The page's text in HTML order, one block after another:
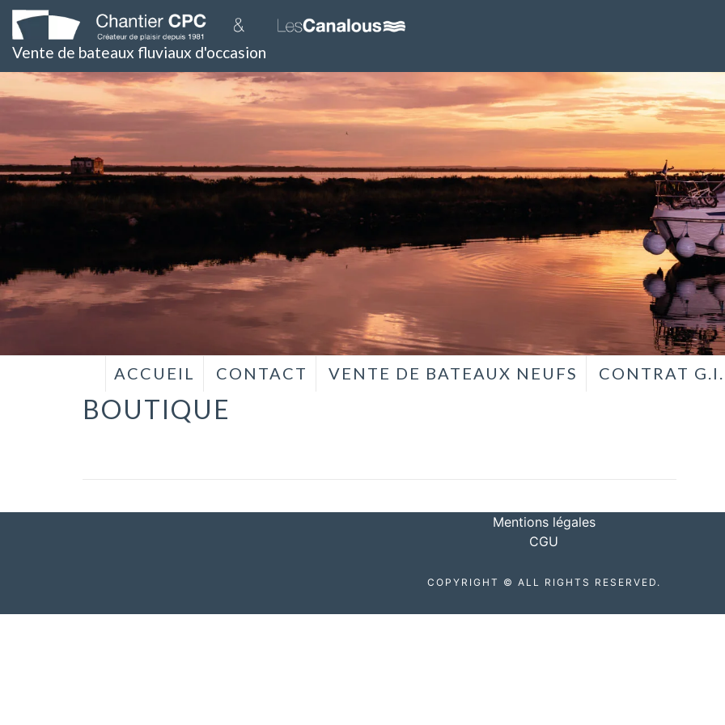
Skip
content
Vente de bateaux fluviaux d'occasion
ACCUEIL CONTACT VENTE DE BATEAUX NEUFS CONTRAT
VENTE DE
BOUTIQUE
Mentions légales
CGU
COPYRIGHT © ALL RIGHTS RESERVED.